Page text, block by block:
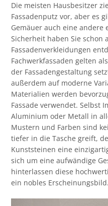
Die meisten Hausbesitzer
Fassadenputz vor, aber es
Gemäuer auch eine andere
Sicherheit haben Sie schon
Fassadenverkleidungen
Fachwerkfassaden gelten
der Fassadengestaltung
außerdem auf moderne
Materialien werden
Fassade verwendet. Selbst
Aluminium oder Metall in
Mustern und Farben sind
tiefer in die Tasche greift,
Kunststeinen eine
sich um eine aufwändige
hinterlassen diese
ein nobles Erscheinungsbild.